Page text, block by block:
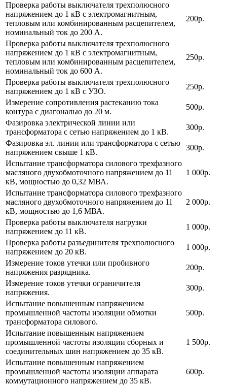
Проверка работы выключателя трехполюсного
напряжением до 1 кВ с электромагнитным,
тепловым или комбинированным расцепителем,
номинальный ток до 200 А.
200р.
Проверка работы выключателя трехполюсного
напряжением до 1 кВ с электромагнитным,
тепловым или комбинированным расцепителем,
номинальный ток до 600 А.
250р.
Проверка работы выключателя трехполюсного
напряжением до 1 кВ с УЗО.
250р.
Измерение сопротивления растеканию тока
контура с диагональю до 20 м.
500р.
Фазировка электрической линии или
трансформатора с сетью напряжением до 1 кВ.
300р.
Фазировка эл. линии или трансформатора с сетью
напряжением свыше 1 кВ.
300р.
Испытание трансформатора силового трехфазного
масляного двухобмоточного напряжением до 11
кВ, мощностью до 0,32 МВА.
1 000р.
Испытание трансформатора силового трехфазного
масляного двухобмоточного напряжением до 11
кВ, мощностью до 1,6 МВА.
2 000р.
Проверка работы выключателя нагрузки
напряжением до 11 кВ.
1 000р.
Проверка работы разъединителя трехполюсного
напряжением до 20 кВ.
1 000р.
Измерение токов утечки или пробивного
напряжения разрядника.
200р.
Измерение токов утечки ограничителя
напряжения.
300р.
Испытание повышенным напряжением
промышленной частоты изоляции обмотки
трансформатора силового.
500р.
Испытание повышенным напряжением
промышленной частоты изоляции сборных и
соединительных шин напряжением до 35 кВ.
1 500р.
Испытание повышенным напряжением
промышленной частоты изоляции аппарата
коммутационного напряжением до 35 кВ.
600р.